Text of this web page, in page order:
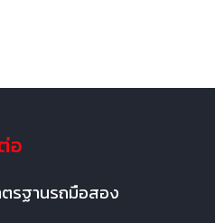
อ
รฐานรถมือสอง